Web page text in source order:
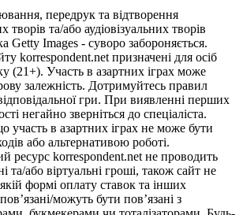
передрук та відтворення
творів та/або аудіовізуальних творів
Getty Images - суворо забороняється.
korrespondent.net призначені для осіб
(21+). Участь в азартних іграх може
залежність. Дотримуйтесь правил
гри. При виявленні перших
негайно зверніться до спеціаліста.
участь в азартних іграх не може бути
або альтернативою роботі.
ресурс korrespondent.net не проводить
та/або віртуальні гроші, також сайт не
формі оплату ставок та інших
можуть бути пов’язані з